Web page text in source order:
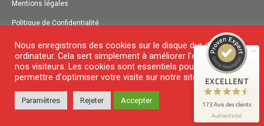
Mentions légales
Politique de Confidentialité
Plan du site
Contact
© 2018 Copyright
Nous enregistrons des cookies sur le disque dur de votre
ordinateur. Cela sert simplement à améliorer l'expérience de
nos visiteurs. Les cookies sont essentiels pour nous
permettre d'optimiser votre visite sur notre site Web.
Paramètres Rejeter Accepter
EXCELLENT
173 Avis des clients
Authenticité
131
Avis sur
ProvenExpert.com
42
Avis de 1 autre source
ProvenExpert.com